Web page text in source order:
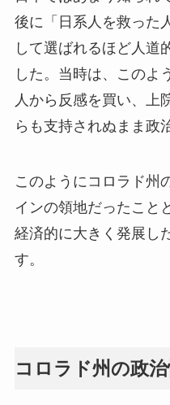
後に「日系人を救った
して選ばれるほど人道
した。当時は、このよ
人から反感を買い、上
らも支持されぬまま政
このようにコロラド州
インの領地だったこと
経済的に大きく発展し
す。
コロラド州の政